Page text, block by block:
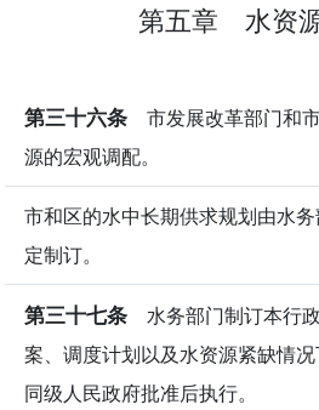
第五章 水资
第三十六条 市发展改革部门和
源的宏观调配。
市和区的水中长期供求规划由水
定制订。
第三十七条 水务部门制订本行
案、调度计划以及水资源紧缺情
同级人民政府批准后执行。